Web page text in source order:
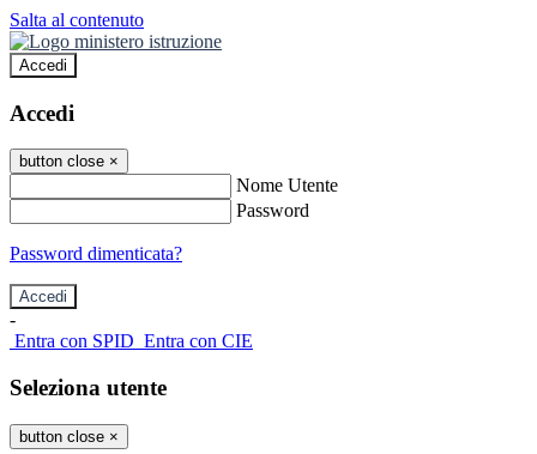
Salta al contenuto
Accedi
Accedi
button close ×
Nome Utente
Password
Password dimenticata?
-
Entra con SPID Entra con CIE
Seleziona utente
button close ×